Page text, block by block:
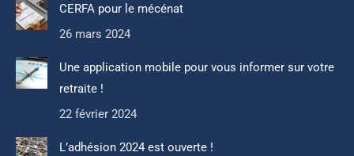
CERFA pour le mécénat
26 mars 2024
Une application mobile pour vous informer sur votre
retraite !
22 février 2024
L’adhésion 2024 est ouverte !